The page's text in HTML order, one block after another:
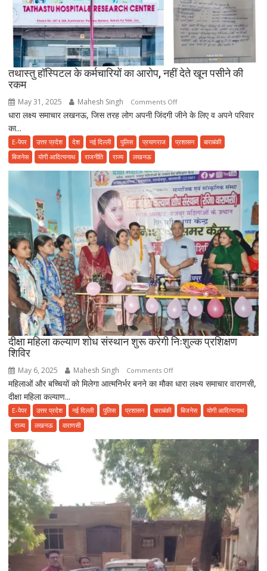
जाए
सावधान,
फूड
प्वाइजनिंग
की
शिकायत
तथास्तु हॉस्पिटल के कर्मचारियों का आरोप, नहीं देते खून पसीने की
रकम
May 31, 2025 Mahesh Singh Comments Offon
तथास्तु
के
आरोप,
नहीं
देते
खून
पसीने
की
रकम
धारा लक्ष्य समाचार लखनऊ, जिस तरह लोग अपनी जिंदगी जीने के लिए व अपने परिवार
का...
E-पेपर उत्तर प्रदेश देश नई दिल्ली पुलिस प्रयागराज प्रशासन
बाराबंकी
बिजनेस
योगी आदित्यनाथ राजनीति राज्य लखनऊ
दीक्षा महिला कल्याण शोध संस्थान शुरू करेगी निःशुल्क प्रशिक्षण
शिविर
May 6, 2025 Mahesh Singh Comments Offon
दीक्षा
कल्याण
करेगी
निःशुल्क
प्रशिक्षण
शिविर
महिलाओं और बच्चियों को मिलेगा आत्मनिर्भर बनने का मौका धारा लक्ष्य समाचार वाराणसी,
दीक्षा महिला कल्याण...
E-पेपर उत्तर प्रदेश नई दिल्ली पुलिस प्रशासन बाराबंकी बिजनेस
योगी आदित्यनाथ
राज्य
लखनऊ वाराणसी